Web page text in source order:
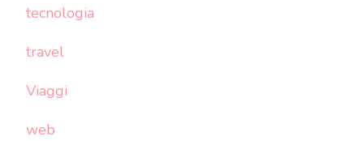
tecnologia
travel
Viaggi
web